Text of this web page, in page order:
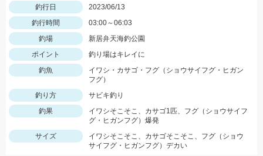
釣行日
2023/06/13
釣行時間
03:00～06:03
釣場
新居弁天海釣公園
ポイント
釣り場はキレイに
釣魚
イワシ・カサゴ・フグ（ショウサイフグ・ヒガン
フグ）
釣り方
サビキ釣り
釣果
イワシそこそこ、カサゴ1匹、フグ（ショウサイフ
グ・ヒガンフグ）爆発
サイズ
イワシそこそこ、カサゴそこそこ、フグ（ショウ
サイフグ・ヒガンフグ）デカい